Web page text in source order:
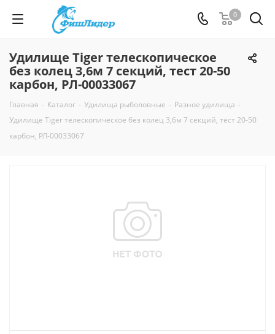
0
Удилище Tiger телескопическое
без колец 3,6м 7 секций, тест 20-50
карбон, РЛ-00033067
Главная - Каталог - Удилища рыболовные - Разное удилища -
Удилище Tiger телескопическое без колец 3,6м 7 секций, тест 20-50
карбон, РЛ-00033067